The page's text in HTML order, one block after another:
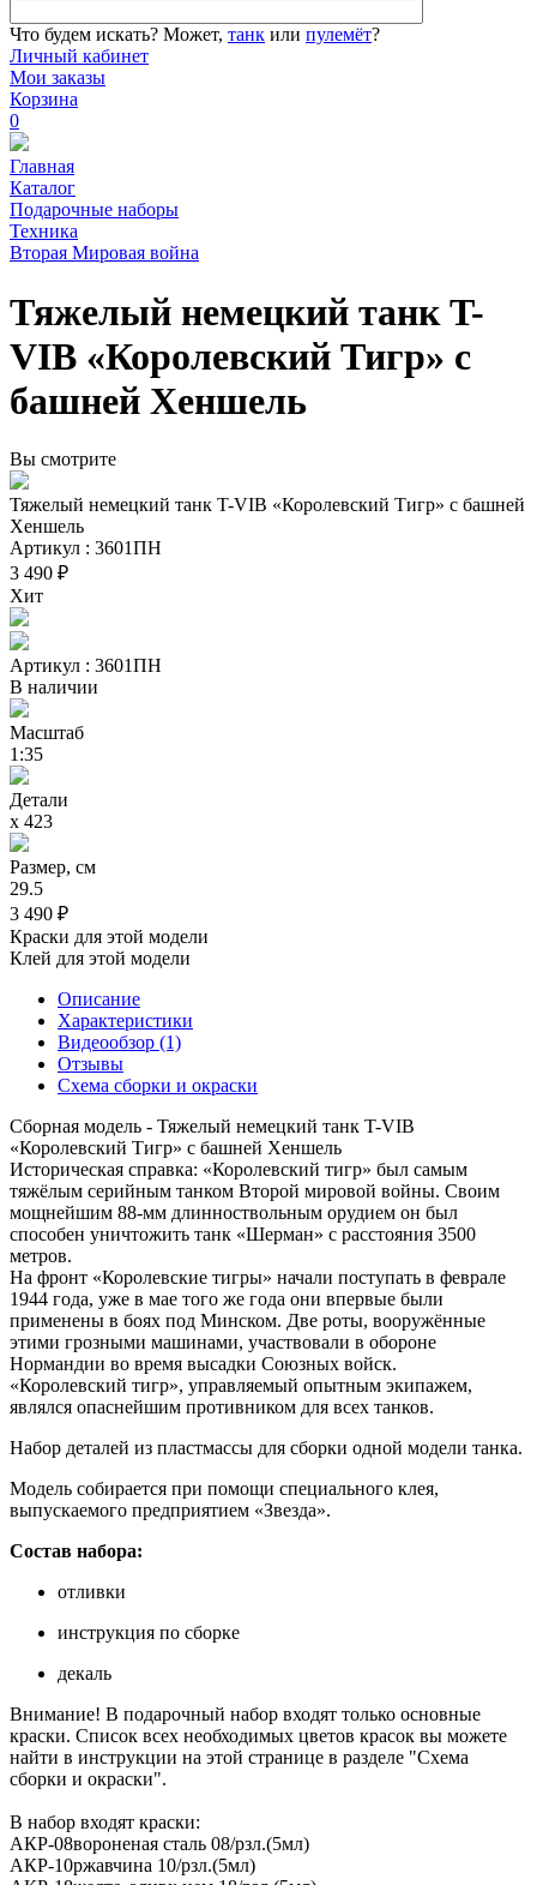
Что будем искать? Может, танк или пулемёт?
Личный кабинет
Мои заказы
Корзина
0
Главная
Каталог
Подарочные наборы
Техника
Вторая Мировая война
Тяжелый немецкий танк T-
VIB «Королевский Тигр» с
башней Хеншель
Вы смотрите
Тяжелый немецкий танк T-VIB «Королевский Тигр» с башней
Хеншель
Артикул : 3601ПН
3 490 ₽
Хит
Артикул : 3601ПН
В наличии
Масштаб
1:35
Детали
х 423
Размер, см
29.5
3 490 ₽
Краски для этой модели
Клей для этой модели
Описание
Характеристики
Видеообзор (1)
Отзывы
Схема сборки и окраски
Сборная модель - Тяжелый немецкий танк T-VIB
«Королевский Тигр» с башней Хеншель
Историческая справка: «Королевский тигр» был самым
тяжёлым серийным танком Второй мировой войны. Своим
мощнейшим 88-мм длинноствольным орудием он был
способен уничтожить танк «Шерман» с расстояния 3500
метров.
На фронт «Королевские тигры» начали поступать в феврале
1944 года, уже в мае того же года они впервые были
применены в боях под Минском. Две роты, вооружённые
этими грозными машинами, участвовали в обороне
Нормандии во время высадки Союзных войск.
«Королевский тигр», управляемый опытным экипажем,
являлся опаснейшим противником для всех танков.
Набор деталей из пластмассы для сборки одной модели танка.
Модель собирается при помощи специального клея,
выпускаемого предприятием «Звезда».
Состав набора:
отливки
инструкция по сборке
декаль
Внимание! В подарочный набор входят только основные
краски. Список всех необходимых цветов красок вы можете
найти в инструкции на этой странице в разделе "Схема
сборки и окраски".
В набор входят краски:
АКР-08вороненая сталь 08/рзл.(5мл)
АКР-10ржавчина 10/рзл.(5мл)